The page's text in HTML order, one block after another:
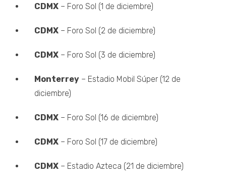
CDMX – Foro Sol (1 de diciembre)
CDMX – Foro Sol (2 de diciembre)
CDMX – Foro Sol (3 de diciembre)
Monterrey – Estadio Mobil Súper (12 de
diciembre)
CDMX – Foro Sol (16 de diciembre)
CDMX – Foro Sol (17 de diciembre)
CDMX – Estadio Azteca (21 de diciembre)